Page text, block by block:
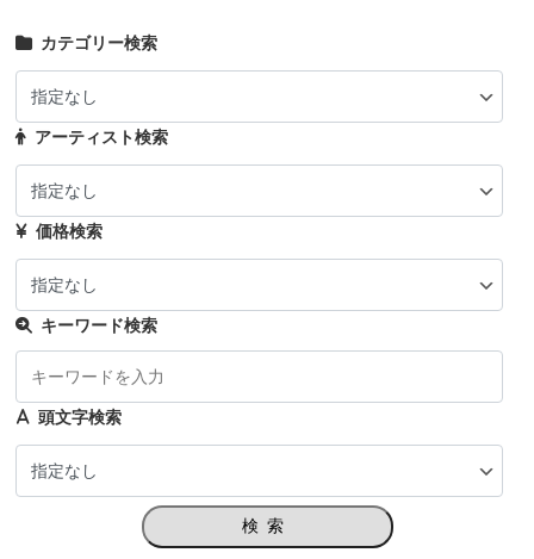
カテゴリー検索
アーティスト検索
価格検索
キーワード検索
頭文字検索
検索